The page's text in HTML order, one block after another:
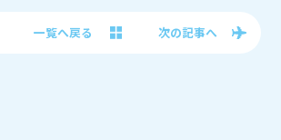
一覧へ戻る 次の記事へ